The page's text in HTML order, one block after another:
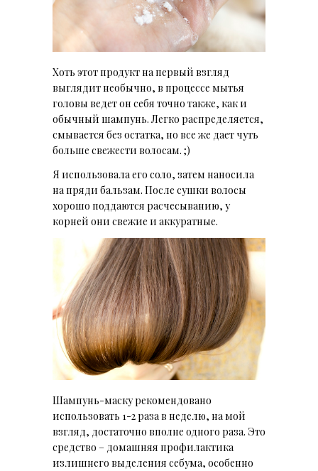
Хоть этот продукт на первый взгляд
выглядит необычно, в процессе мытья
головы ведет он себя точно также, как и
обычный шампунь. Легко распределяется,
смывается без остатка, но все же дает чуть
больше свежести волосам. ;)
Я использовала его соло, затем наносила
на пряди бальзам. После сушки волосы
хорошо поддаются расчесыванию, у
корней они свежие и аккуратные.
Шампунь-маску рекомендовано
использовать 1-2 раза в неделю, на мой
взгляд, достаточно вполне одного раза. Это
средство – домашняя профилактика
излишнего выделения себума, особенно